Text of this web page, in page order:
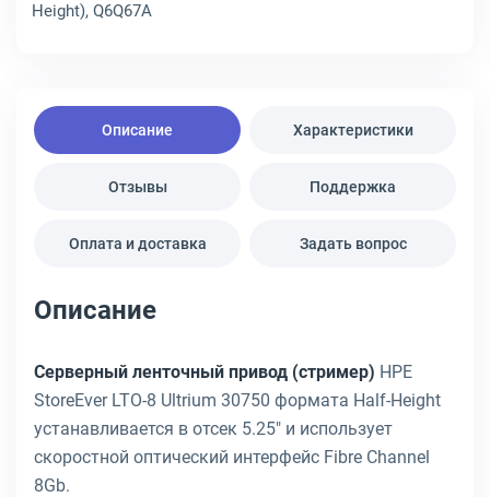
Height), Q6Q67A
Описание Характеристики
Отзывы Поддержка
Оплата и доставка Задать вопрос
Описание
Серверный ленточный привод (стример) HPE
StoreEver LTO-8 Ultrium 30750 формата Half-Height
устанавливается в отсек 5.25" и использует
скоростной оптический интерфейс Fibre Channel
8Gb.